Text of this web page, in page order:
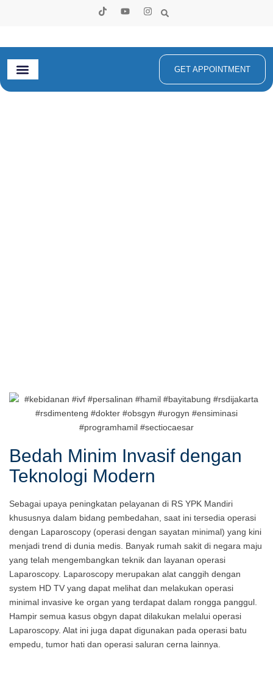
GET APPOINTMENT
Bedah Minim Invasif dengan
Teknologi Modern
Sebagai upaya peningkatan pelayanan di RS YPK Mandiri
khususnya dalam bidang pembedahan, saat ini tersedia operasi
dengan Laparoscopy (operasi dengan sayatan minimal) yang kini
menjadi trend di dunia medis. Banyak rumah sakit di negara maju
yang telah mengembangkan teknik dan layanan operasi
Laparoscopy. Laparoscopy merupakan alat canggih dengan
system HD TV yang dapat melihat dan melakukan operasi
minimal invasive ke organ yang terdapat dalam rongga panggul.
Hampir semua kasus obgyn dapat dilakukan melalui operasi
Laparoscopy. Alat ini juga dapat digunakan pada operasi batu
empedu, tumor hati dan operasi saluran cerna lainnya.